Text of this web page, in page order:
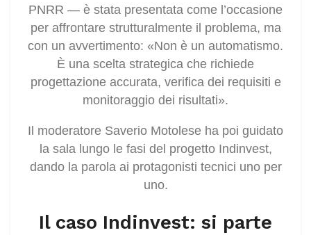
PNRR — è stata presentata come l’occasione
per affrontare strutturalmente il problema, ma
con un avvertimento: «Non è un automatismo.
È una scelta strategica che richiede
progettazione accurata, verifica dei requisiti e
monitoraggio dei risultati».
Il moderatore Saverio Motolese ha poi guidato
la sala lungo le fasi del progetto Indinvest,
dando la parola ai protagonisti tecnici uno per
uno.
Il caso Indinvest: si parte